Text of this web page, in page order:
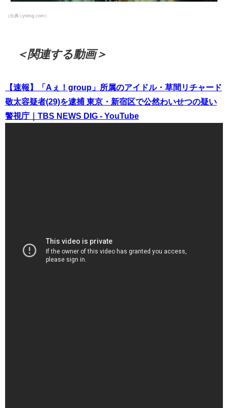
（出典 i.ytimg.com）
＜関連する動画＞
【速報】「Aぇ！group」所属のアイドル・草間リチャード
敬太容疑者(29)を逮捕 東京・新宿区で公然わいせつの疑い
警視庁｜TBS NEWS DIG - YouTube